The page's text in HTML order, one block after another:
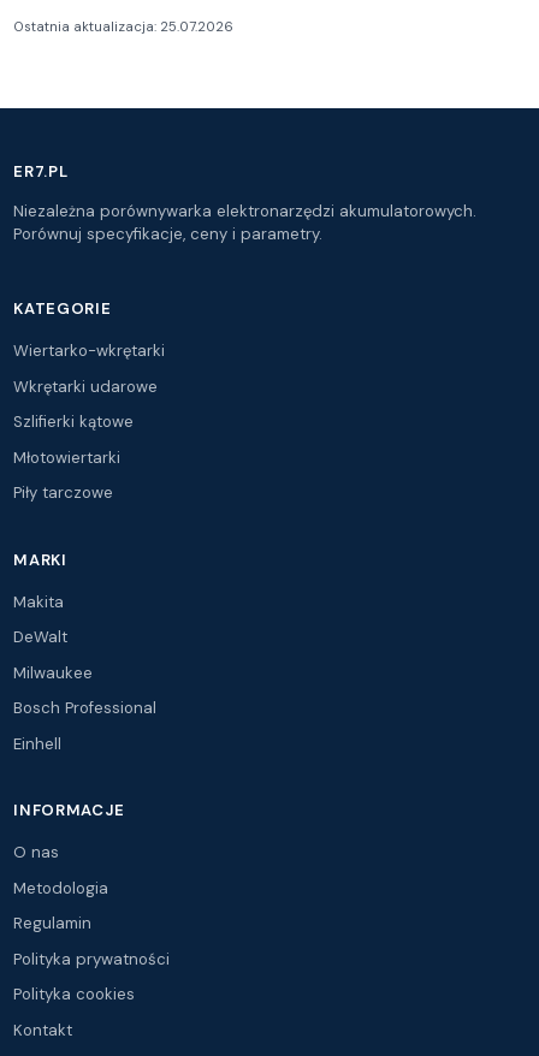
Ostatnia aktualizacja: 25.07.2026
ER7.PL
Niezależna porównywarka elektronarzędzi akumulatorowych.
Porównuj specyfikacje, ceny i parametry.
KATEGORIE
Wiertarko-wkrętarki
Wkrętarki udarowe
Szlifierki kątowe
Młotowiertarki
Piły tarczowe
MARKI
Makita
DeWalt
Milwaukee
Bosch Professional
Einhell
INFORMACJE
O nas
Metodologia
Regulamin
Polityka prywatności
Polityka cookies
Kontakt